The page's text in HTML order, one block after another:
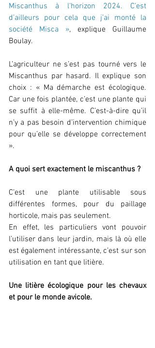
Miscanthus à l’horizon 2024. C’est
d’ailleurs pour cela que j’ai monté la
société Misca », explique Guillaume
Boulay.
L’agriculteur ne s’est pas tourné vers le
Miscanthus par hasard. Il explique son
choix : « Ma démarche est écologique.
Car une fois plantée, c’est une plante qui
se suffit à elle-même. C’est-à-dire qu’il
n’y a pas besoin d’intervention chimique
pour qu’elle se développe correctement
».
A quoi sert exactement le miscanthus ?
C’est une plante utilisable sous
différentes formes, pour du paillage
horticole, mais pas seulement.
En effet, les particuliers vont pouvoir
l’utiliser dans leur jardin, mais là où elle
est également intéressante, c’est sur son
utilisation en tant que litière.
Une litière écologique pour les chevaux
et pour le monde avicole.